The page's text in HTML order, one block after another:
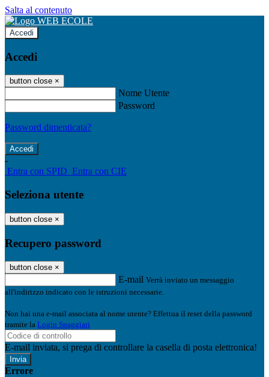
Salta al contenuto
Accedi
Accedi
button close ×
Nome Utente
Password
Password dimenticata?
-
Entra con SPID Entra con CIE
Seleziona utente
button close ×
Recupero password
button close ×
E-mail Verrà inviato un messaggio
all'indirizzo indicato con le istruzioni necessarie.
Non hai una e-mail associata al nome utente? Effettua il reset della password
tramite la Login Spaggiari
E-mail inviata, si prega di controllare la casella di posta elettronica!
Errore